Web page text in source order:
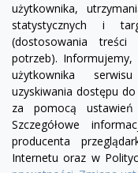
użytkownika,
statystycznych i
(dostosowania treści
potrzeb).
użytkownika
uzyskiwania dostępu
za pomocą ustawień
Szczegółowe
producenta
Internetu oraz w
PRODUKTY
INFORMACJE